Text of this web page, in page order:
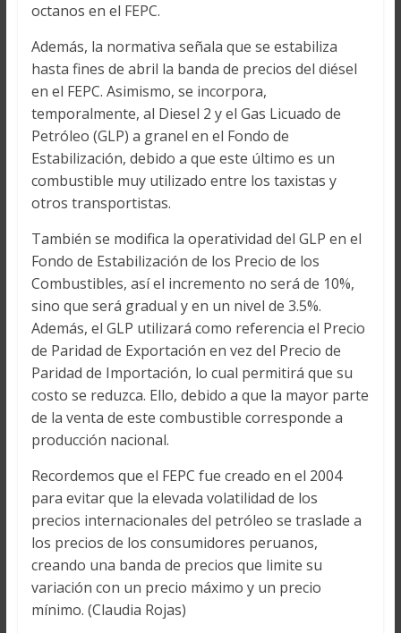
octanos en el FEPC.
Además, la normativa señala que se estabiliza
hasta fines de abril la banda de precios del diésel
en el FEPC. Asimismo, se incorpora,
temporalmente, al Diesel 2 y el Gas Licuado de
Petróleo (GLP) a granel en el Fondo de
Estabilización, debido a que este último es un
combustible muy utilizado entre los taxistas y
otros transportistas.
También se modifica la operatividad del GLP en el
Fondo de Estabilización de los Precio de los
Combustibles, así el incremento no será de 10%,
sino que será gradual y en un nivel de 3.5%.
Además, el GLP utilizará como referencia el Precio
de Paridad de Exportación en vez del Precio de
Paridad de Importación, lo cual permitirá que su
costo se reduzca. Ello, debido a que la mayor parte
de la venta de este combustible corresponde a
producción nacional.
Recordemos que el FEPC fue creado en el 2004
para evitar que la elevada volatilidad de los
precios internacionales del petróleo se traslade a
los precios de los consumidores peruanos,
creando una banda de precios que limite su
variación con un precio máximo y un precio
mínimo. (Claudia Rojas)